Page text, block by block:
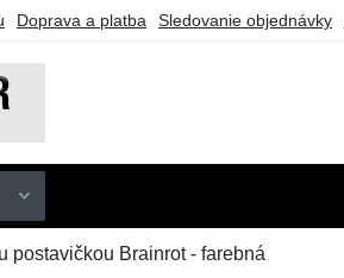
Doprava a platba Sledovanie objednávky
postavičkou Brainrot - farebná